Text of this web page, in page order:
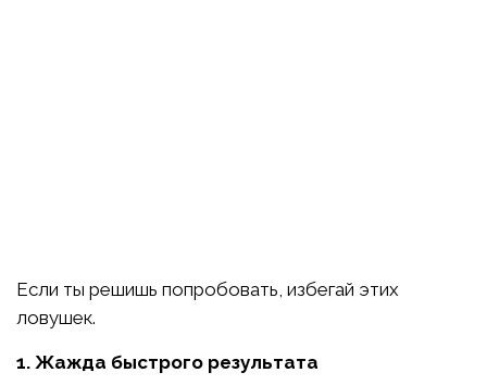
Если ты решишь попробовать, избегай этих
ловушек.
1. Жажда быстрого результата